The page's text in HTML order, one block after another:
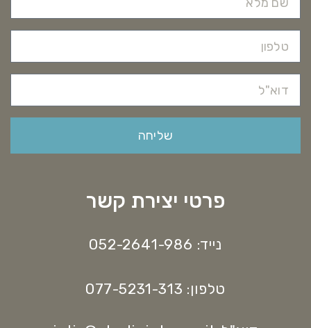
שליחה
פרטי יצירת קשר
נייד: 052-2641-986
טלפון: 077-5231-313